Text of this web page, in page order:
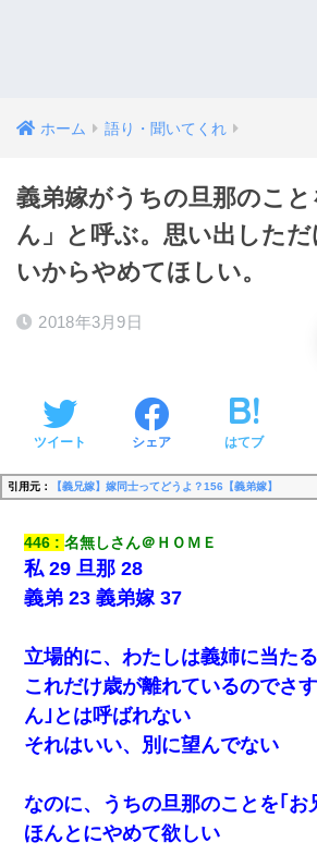
ホーム 語り・聞いてくれ
義弟嫁がうちの旦那のこ
ん」と呼ぶ。思い出した
いからやめてほしい。
2018年3月9日
ツイート シェア はてブ
引用元： 【義兄嫁】嫁同士ってどうよ？156【義弟嫁】
446 名無しさん＠ＨＯＭＥ
私 29 旦那 28
義弟 23 義弟嫁 37
立場的に、わたしは義姉に当たる
これだけ歳が離れているのでさ
ん｣とは呼ばれない
それはいい、別に望んでない
なのに、うちの旦那のことを｢お
ほんとにやめて欲しい